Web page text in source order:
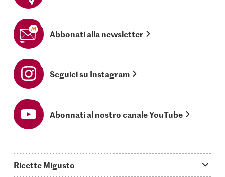
Abbonati alla newsletter
Seguici su Instagram
Abonnati al nostro canale YouTube
Ricette Migusto